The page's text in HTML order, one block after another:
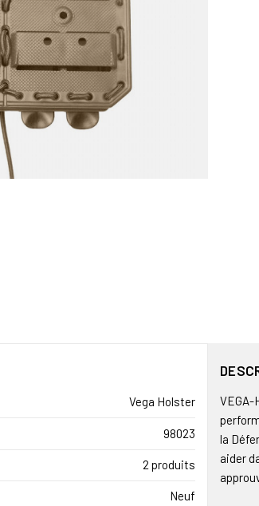
Vega Holster
98023
2 produits
Neuf
VEGA-
la
aider